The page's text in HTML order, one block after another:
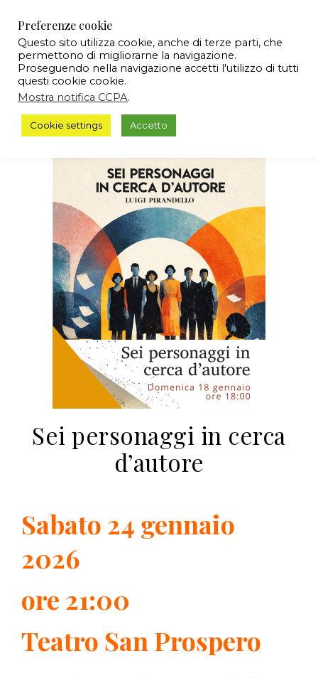
Sei personaggi in cerca
d’autore
Sabato 24 gennaio
2026
ore 21:00
Teatro San Prospero
Preferenze cookie
Questo sito utilizza cookie, anche di terze parti, che
permettono di migliorarne la navigazione.
Proseguendo nella navigazione accetti l'utilizzo di tutti
questi cookie cookie.
Mostra notifica CCPA.
Cookie settings Accetto